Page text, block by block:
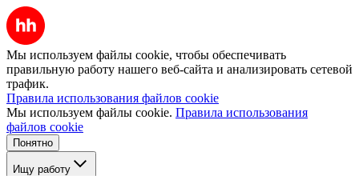
Мы используем файлы cookie, чтобы обеспечивать
правильную работу нашего веб-сайта и анализировать сетевой
трафик.
Правила использования файлов cookie
Мы используем файлы cookie. Правила использования
файлов cookie
Понятно
Ищу работу